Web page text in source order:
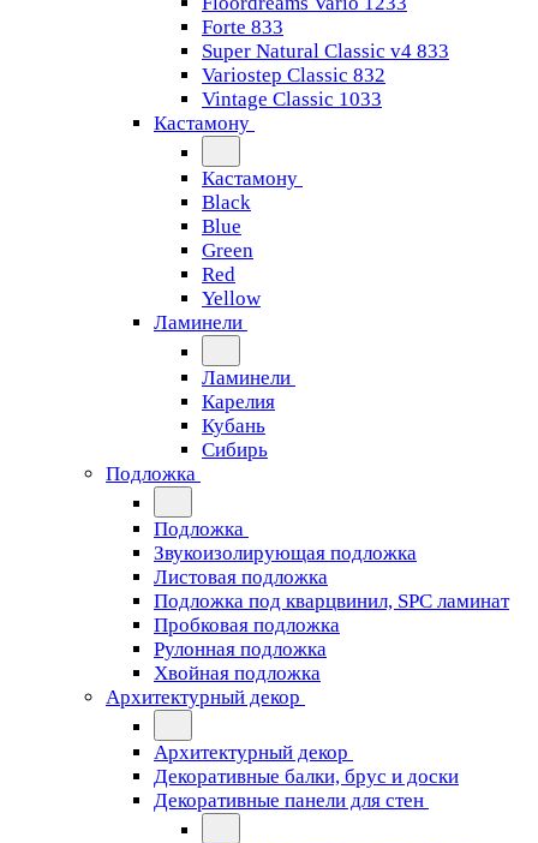
Forte 833
Super Natural Classic v4 833
Variostep Classic 832
Vintage Classic 1033
Кастамону
Кастамону
Black
Blue
Green
Red
Yellow
Ламинели
Ламинели
Карелия
Кубань
Сибирь
Подложка
Подложка
Звукоизолирующая подложка
Листовая подложка
Подложка под кварцвинил, SPC ламинат
Пробковая подложка
Рулонная подложка
Хвойная подложка
Архитектурный декор
Архитектурный декор
Декоративные балки, брус и доски
Декоративные панели для стен